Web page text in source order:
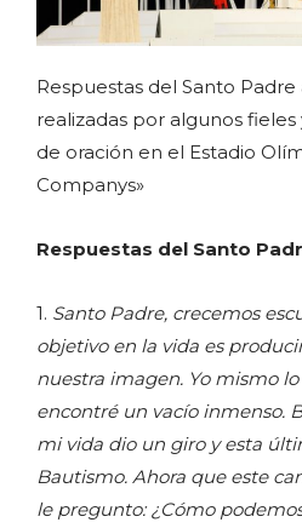
Respuestas del Santo
realizadas por algunos fieles
de oración en el Estadio
Companys»
Respuestas del Santo
1. Santo Padre, crecemos
objetivo en la vida es
nuestra imagen. Yo mismo
encontré un vacío inmenso.
mi vida dio un giro y esta
Bautismo. Ahora que este
le pregunto: ¿Cómo